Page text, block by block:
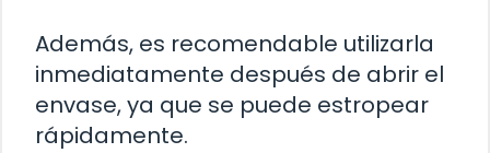
Además, es recomendable utilizarla
inmediatamente después de abrir el
envase, ya que se puede estropear
rápidamente.